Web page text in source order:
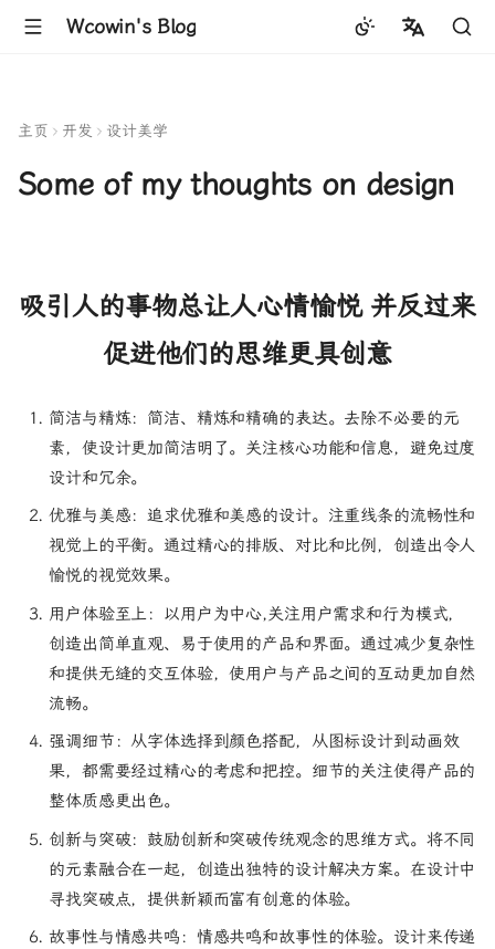
Wcowin's Blog
主页 开发 设计美学
Some of my thoughts on design
吸引人的事物总让人心情愉悦 并反过来
促进他们的思维更具创意
简洁与精炼：简洁、精炼和精确的表达。去除不必要的元
素，使设计更加简洁明了。关注核心功能和信息，避免过度
设计和冗余。
优雅与美感：追求优雅和美感的设计。注重线条的流畅性和
视觉上的平衡。通过精心的排版、对比和比例，创造出令人
愉悦的视觉效果。
用户体验至上：以用户为中心,关注用户需求和行为模式，
创造出简单直观、易于使用的产品和界面。通过减少复杂性
和提供无缝的交互体验，使用户与产品之间的互动更加自然
流畅。
强调细节：从字体选择到颜色搭配，从图标设计到动画效
果，都需要经过精心的考虑和把控。细节的关注使得产品的
整体质感更出色。
创新与突破：鼓励创新和突破传统观念的思维方式。将不同
的元素融合在一起，创造出独特的设计解决方案。在设计中
寻找突破点，提供新颖而富有创意的体验。
故事性与情感共鸣：情感共鸣和故事性的体验。设计来传递